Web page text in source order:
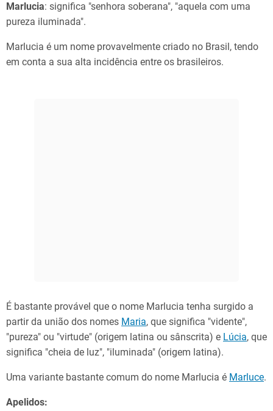
Marlucia: significa "senhora soberana", "aquela com uma
pureza iluminada".
Marlucia é um nome provavelmente criado no Brasil, tendo
em conta a sua alta incidência entre os brasileiros.
É bastante provável que o nome Marlucia tenha surgido a
partir da união dos nomes Maria, que significa "vidente",
"pureza" ou "virtude" (origem latina ou sânscrita) e Lúcia, que
significa "cheia de luz", "iluminada" (origem latina).
Uma variante bastante comum do nome Marlucia é Marluce.
Apelidos: